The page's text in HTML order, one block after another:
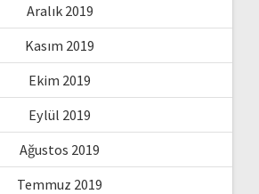
Aralık 2019
Kasım 2019
Ekim 2019
Eylül 2019
Ağustos 2019
Temmuz 2019